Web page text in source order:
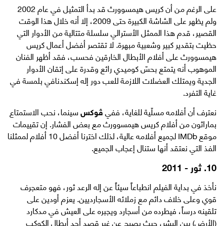
على الرغم من أن كريس هيمسوورث قد بدأ التمثيل في عام 2002
ولم يظهر على الشاشة الكبيرة حتى 2009، إلا أنه خلال هذا الوقت
القصير، قدم هذا الممثل الأسترالي سلسلة متتالية من الأدوار التي
حظيت بتقدير كبير وشعبية مبهرة. لا تقتصر أفضل أعمال كريس
هيمسوورث على أفلام الأبطال الخارقين فحسب، فقد أظهر الفنان
الموهوب أنه يتمتع بحسّ كوميدي رائع وقدرة على إتقان الأدوار
الجدية ويمتلك العضلات اللازمة للعب دور إله إسكندنافي بلمسة في
غاية التفرد.
نعترف أن أفلامه مسلّية للغاية، ففيڤوكسسينما، نحب الاستمتاع
بماراثون من أفلام كريس هيمسوورث مع بعض الفشار. إن تقييمات
موقع IMDb لجميع أفلامه عالية، لذلك اخترنا أفضل 10 أفلام لممثلنا
الفذ التي نعتقد أنها ستنال إعجاب الجميع.
10. ثور - 2011
نأخذ في بداية الفيلم انطباعاً سيئاً عن إله الرعد ثور، فهو متعجرف
قوي وعلى خلاف دائم مع زملائه الأسجارديين. يعزم أودين على
تلقينه درساً، فيطرده من أسجارد ويجبره على العيش في مدكارد
(الأرض) بين البشر، حيث يصبح عن غير قصد أحد أبطال الكوكب